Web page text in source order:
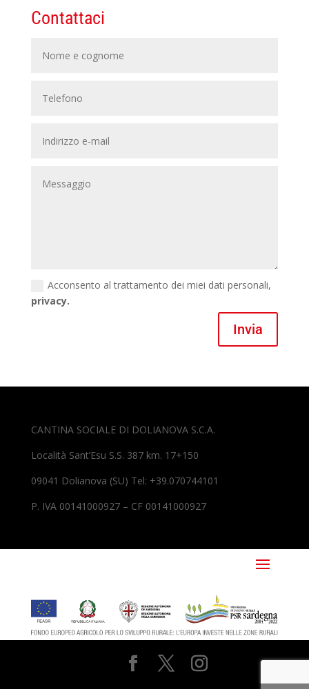
Contattaci
Acconsento al trattamento dei miei dati personali,
privacy.
Invia
CANTINA SOCIALE DI DOLIANOVA S.C.A.
Località Sant’Esu S.S. 387 km. 17+150
09041 Dolianova (SU) Tel: +39.070744101
P. IVA 00141000927 – CF 00141000927